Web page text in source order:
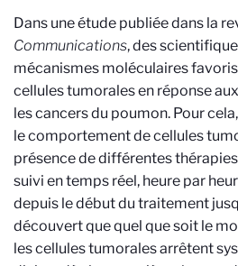
Dans une étude publiée dans la
Communications, des
mécanismes moléculaires
cellules tumorales en réponse
les cancers du poumon. Pour
le comportement de cellules
présence de différentes
suivi en temps réel, heure par
depuis le début du traitement
découvert que quel que soit le
les cellules tumorales arrêtent